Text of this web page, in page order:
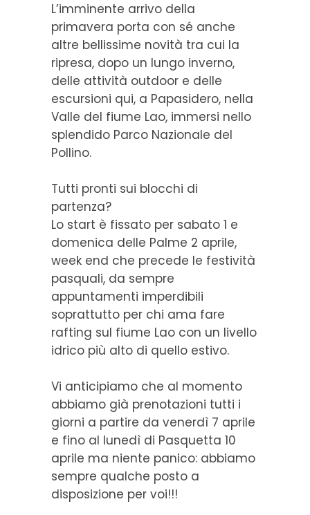
L’imminente arrivo della
primavera porta con sé anche
altre bellissime novità tra cui la
ripresa, dopo un lungo inverno,
delle attività outdoor e delle
escursioni qui, a Papasidero, nella
Valle del fiume Lao, immersi nello
splendido Parco Nazionale del
Pollino.
Tutti pronti sui blocchi di
partenza?
Lo start è fissato per sabato 1 e
domenica delle Palme 2 aprile,
week end che precede le festività
pasquali, da sempre
appuntamenti imperdibili
soprattutto per chi ama fare
rafting sul fiume Lao con un livello
idrico più alto di quello estivo.
Vi anticipiamo che al momento
abbiamo già prenotazioni tutti i
giorni a partire da venerdì 7 aprile
e fino al lunedì di Pasquetta 10
aprile ma niente panico: abbiamo
sempre qualche posto a
disposizione per voi!!!